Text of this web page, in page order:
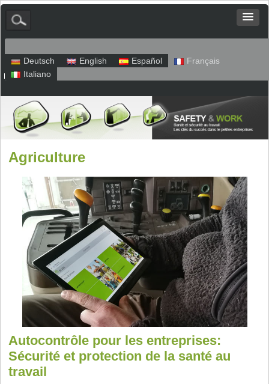
Deutsch English Español
Français
Italiano
Plan du site
Agriculture
Autocontrôle pour les entreprises:
Sécurité et protection de la santé au
travail